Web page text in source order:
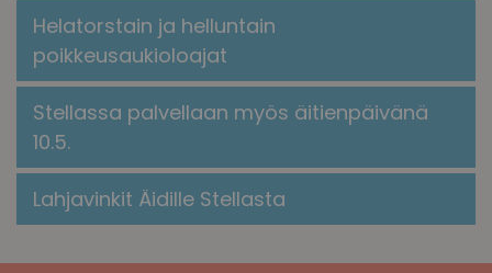
Helatorstain ja helluntain
poikkeusaukioloajat
Stellassa palvellaan myös äitienpäivänä
10.5.
Lahjavinkit Äidille Stellasta